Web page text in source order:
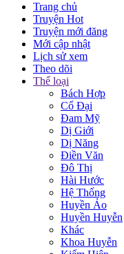
Trang chủ
Truyện Hot
Truyện mới đăng
Mới cập nhật
Lịch sử xem
Theo dõi
Thể loại
Bách Hợp
Cổ Đại
Đam Mỹ
Dị Giới
Dị Năng
Điền Văn
Đô Thị
Hài Hước
Hệ Thống
Huyền Ảo
Huyền Huyễn
Khác
Khoa Huyễn